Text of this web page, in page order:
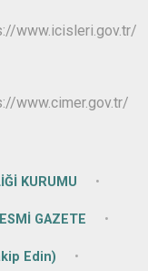
KURUMU
GAZETE
Edin)